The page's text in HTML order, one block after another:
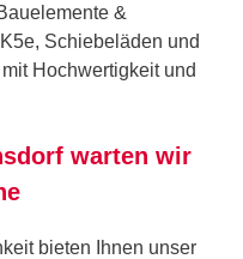
&
Schiebeläden und
Hochwertigkeit und
warten wir
bieten Ihnen unser